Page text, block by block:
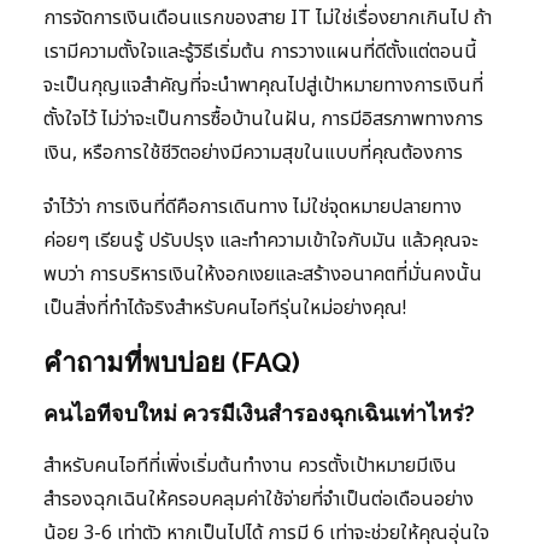
การจัดการเงินเดือนแรกของสาย IT ไม่ใช่เรื่องยากเกินไป ถ้า
เรามีความตั้งใจและรู้วิธีเริ่มต้น การวางแผนที่ดีตั้งแต่ตอนนี้
จะเป็นกุญแจสำคัญที่จะนำพาคุณไปสู่เป้าหมายทางการเงินที่
ตั้งใจไว้ ไม่ว่าจะเป็นการซื้อบ้านในฝัน, การมีอิสรภาพทางการ
เงิน, หรือการใช้ชีวิตอย่างมีความสุขในแบบที่คุณต้องการ
จำไว้ว่า การเงินที่ดีคือการเดินทาง ไม่ใช่จุดหมายปลายทาง
ค่อยๆ เรียนรู้ ปรับปรุง และทำความเข้าใจกับมัน แล้วคุณจะ
พบว่า การบริหารเงินให้งอกเงยและสร้างอนาคตที่มั่นคงนั้น
เป็นสิ่งที่ทำได้จริงสำหรับคนไอทีรุ่นใหม่อย่างคุณ!
คำถามที่พบบ่อย (FAQ)
คนไอทีจบใหม่ ควรมีเงินสำรองฉุกเฉินเท่าไหร่?
สำหรับคนไอทีที่เพิ่งเริ่มต้นทำงาน ควรตั้งเป้าหมายมีเงิน
สำรองฉุกเฉินให้ครอบคลุมค่าใช้จ่ายที่จำเป็นต่อเดือนอย่าง
น้อย 3-6 เท่าตัว หากเป็นไปได้ การมี 6 เท่าจะช่วยให้คุณอุ่นใจ